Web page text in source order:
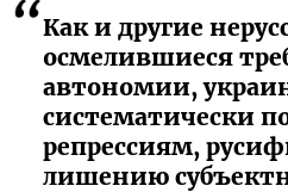
Как и другие
осмелившиеся
автономии,
систематически
репрессиям,
лишению